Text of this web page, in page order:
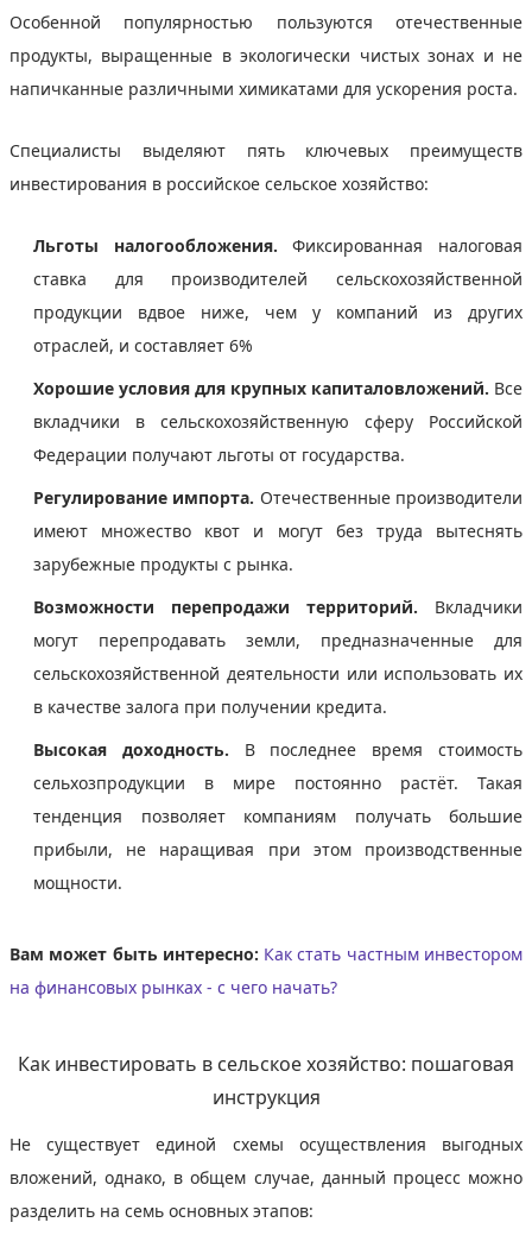
Особенной популярностью пользуются отечественные
продукты, выращенные в экологически чистых зонах и не
напичканные различными химикатами для ускорения роста.
Специалисты выделяют пять ключевых преимуществ
инвестирования в российское сельское хозяйство:
Льготы налогообложения. Фиксированная налоговая
ставка для производителей сельскохозяйственной
продукции вдвое ниже, чем у компаний из других
отраслей, и составляет 6%
Хорошие условия для крупных капиталовложений. Все
вкладчики в сельскохозяйственную сферу Российской
Федерации получают льготы от государства.
Регулирование импорта. Отечественные производители
имеют множество квот и могут без труда вытеснять
зарубежные продукты с рынка.
Возможности перепродажи территорий. Вкладчики
могут перепродавать земли, предназначенные для
сельскохозяйственной деятельности или использовать их
в качестве залога при получении кредита.
Высокая доходность. В последнее время стоимость
сельхозпродукции в мире постоянно растёт. Такая
тенденция позволяет компаниям получать большие
прибыли, не наращивая при этом производственные
мощности.
Вам может быть интересно: Как стать частным инвестором
на финансовых рынках - с чего начать?
Как инвестировать в сельское хозяйство: пошаговая
инструкция
Не существует единой схемы осуществления выгодных
вложений, однако, в общем случае, данный процесс можно
разделить на семь основных этапов: